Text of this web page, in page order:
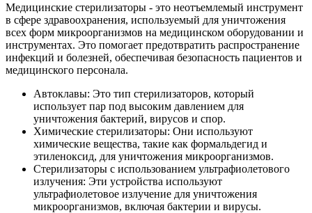
Медицинские стерилизаторы - это неотъемлемый инструмент
в сфере здравоохранения, используемый для уничтожения
всех форм микроорганизмов на медицинском оборудовании и
инструментах. Это помогает предотвратить распространение
инфекций и болезней, обеспечивая безопасность пациентов и
медицинского персонала.
Автоклавы: Это тип стерилизаторов, который
использует пар под высоким давлением для
уничтожения бактерий, вирусов и спор.
Химические стерилизаторы: Они используют
химические вещества, такие как формальдегид и
этиленоксид, для уничтожения микроорганизмов.
Стерилизаторы с использованием ультрафиолетового
излучения: Эти устройства используют
ультрафиолетовое излучение для уничтожения
микроорганизмов, включая бактерии и вирусы.